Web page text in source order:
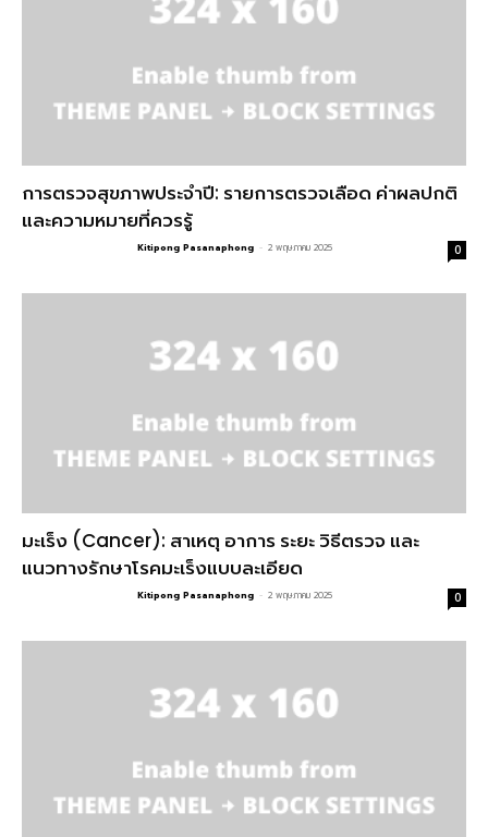
การตรวจสุขภาพประจำปี: รายการตรวจเลือด ค่าผลปกติ
และความหมายที่ควรรู้
Kitipong Pasanaphong - 2 พฤษภาคม 2025 0
มะเร็ง (Cancer): สาเหตุ อาการ ระยะ วิธีตรวจ และ
แนวทางรักษาโรคมะเร็งแบบละเอียด
Kitipong Pasanaphong - 2 พฤษภาคม 2025 0